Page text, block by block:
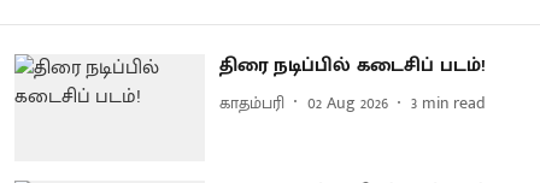
திரை நடிப்பில் கடைசிப் படம்!
காதம்பரி 02 Aug 2026 3 min read